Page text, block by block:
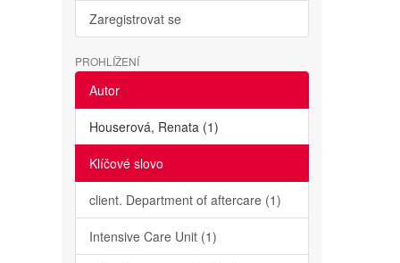
Zaregistrovat se
PROHLÍŽENÍ
Autor
Houserová, Renata (1)
Klíčové slovo
client. Department of aftercare (1)
Intensive Care Unit (1)